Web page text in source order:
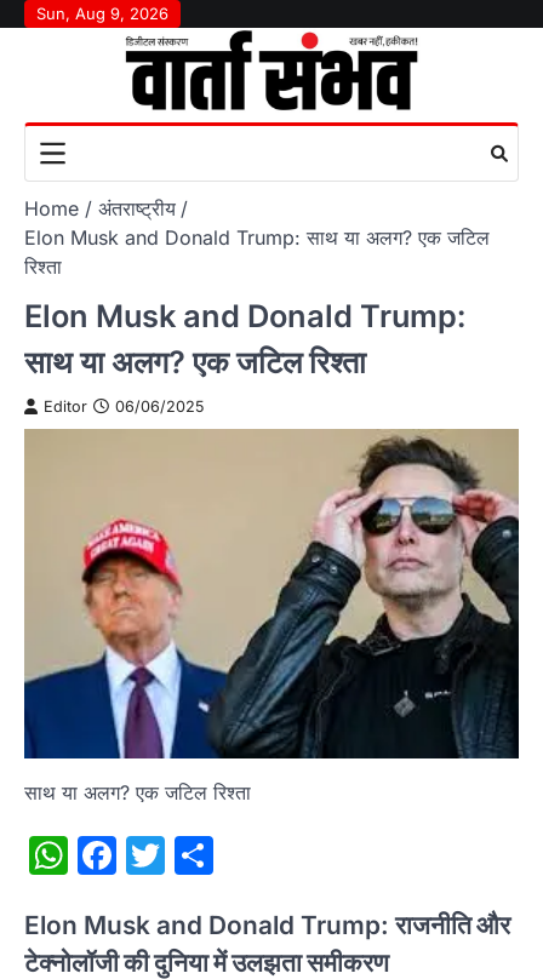
SkipSun, Aug 9, 2026
Home
अंतराष्‍ट्रीय
Elon Musk and Donald Trump: साथ या अलग? एक जटिल
रिश्ता
Elon Musk and Donald Trump:
साथ या अलग? एक जटिल रिश्ता
Editor 06/06/2025
साथ या अलग? एक जटिल रिश्ता
WhatsApp
Facebook
Twitter
Elon Musk and Donald Trump:राजनीति और
टेक्नोलॉजी की दुनिया में उलझता समीकरण